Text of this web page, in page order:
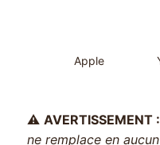
Apple
⚠️ AVERTISSEMENT :
ne remplace en